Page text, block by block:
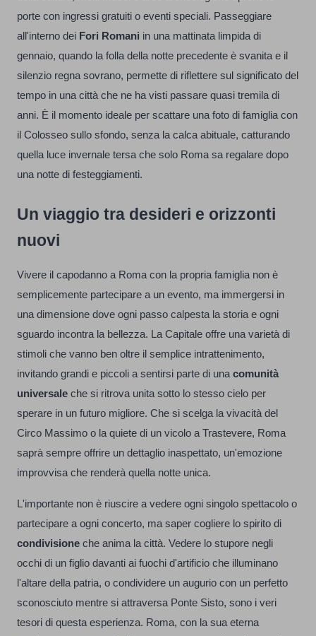
porte con ingressi gratuiti o eventi speciali. Passeggiare
all'interno dei Fori Romani in una mattinata limpida di
gennaio, quando la folla della notte precedente è svanita e il
silenzio regna sovrano, permette di riflettere sul significato del
tempo in una città che ne ha visti passare quasi tremila di
anni. È il momento ideale per scattare una foto di famiglia con
il Colosseo sullo sfondo, senza la calca abituale, catturando
quella luce invernale tersa che solo Roma sa regalare dopo
una notte di festeggiamenti.
Un viaggio tra desideri e orizzonti
nuovi
Vivere il capodanno a Roma con la propria famiglia non è
semplicemente partecipare a un evento, ma immergersi in
una dimensione dove ogni passo calpesta la storia e ogni
sguardo incontra la bellezza. La Capitale offre una varietà di
stimoli che vanno ben oltre il semplice intrattenimento,
invitando grandi e piccoli a sentirsi parte di una comunità
universale che si ritrova unita sotto lo stesso cielo per
sperare in un futuro migliore. Che si scelga la vivacità del
Circo Massimo o la quiete di un vicolo a Trastevere, Roma
saprà sempre offrire un dettaglio inaspettato, un'emozione
improvvisa che renderà quella notte unica.
L'importante non è riuscire a vedere ogni singolo spettacolo o
partecipare a ogni concerto, ma saper cogliere lo spirito di
condivisione che anima la città. Vedere lo stupore negli
occhi di un figlio davanti ai fuochi d'artificio che illuminano
l'altare della patria, o condividere un augurio con un perfetto
sconosciuto mentre si attraversa Ponte Sisto, sono i veri
tesori di questa esperienza. Roma, con la sua eterna